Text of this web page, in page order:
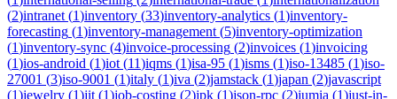
(2)intranet (1)inventory (33)inventory-analytics (1)inventory-
forecasting (1)inventory-management (5)inventory-optimization
(1)inventory-sync (4)invoice-processing (2)invoices (1)invoicing
(1)ios-android (1)iot (11)iqms (1)isa-95 (1)isms (1)iso-13485 (1)iso-
27001 (3)iso-9001 (1)italy (1)iva (2)jamstack (1)japan (2)javascript
(1)jewelry (1)jit (1)job-costing (2)jpk (1)json-rpc (2)jumia (1)just-in-